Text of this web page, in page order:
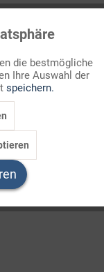
Tourism: How
Aktiv
Inaktiv
Inaktiv
die bestmögliche
Ihre Auswahl der
speichern.